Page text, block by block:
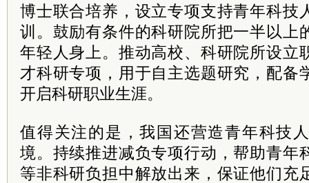
博士联合培养，设立专项支持青年科技
训。鼓励有条件的科研院所把一半以上
年轻人身上。推动高校、科研院所设立
才科研专项，用于自主选题研究，配备
开启科研职业生涯。
值得关注的是，我国还营造青年科技
境。持续推进减负专项行动，帮助青年
等非科研负担中解放出来，保证他们充